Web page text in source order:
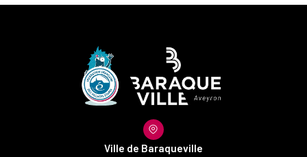
Ville de Baraqueville